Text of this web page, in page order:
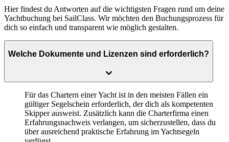
Hier findest du Antworten auf die wichtigsten Fragen rund um deine
Yachtbuchung bei SailClass. Wir möchten den Buchungsprozess für
dich so einfach und transparent wie möglich gestalten.
Welche Dokumente und Lizenzen sind erforderlich?
Für das Chartern einer Yacht ist in den meisten Fällen ein
gültiger Segelschein erforderlich, der dich als kompetenten
Skipper ausweist. Zusätzlich kann die Charterfirma einen
Erfahrungsnachweis verlangen, um sicherzustellen, dass du
über ausreichend praktische Erfahrung im Yachtsegeln